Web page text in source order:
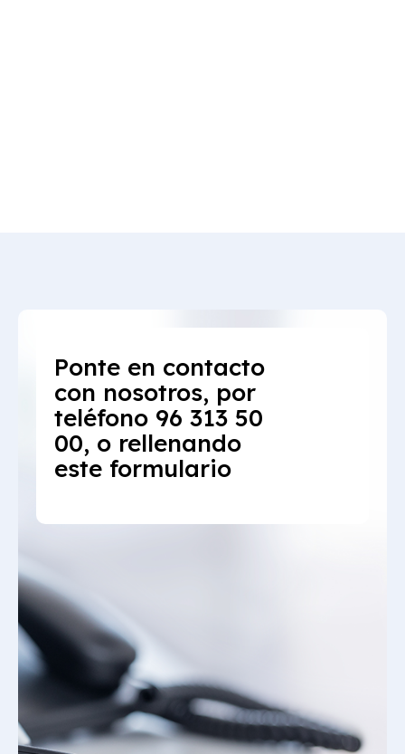
Ponte en contacto
con nosotros, por
teléfono 96 313 50
00, o rellenando
este formulario